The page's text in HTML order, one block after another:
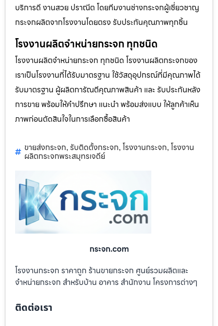
บริการดี งานสวย ปราณีต โดยทีมงานช่างกระจกผู้เชี่ยวชาญ
กระจกผลิตจากโรงงานโดยตรง รับประกันคุณภาพทุกชิ้น
โรงงานผลิตจำหน่ายกระจก ทุกชนิด
โรงงานผลิตจำหน่ายกระจก ทุกชนิด โรงงานผลิตกระจกของ
เราเป็นโรงงานที่ได้รับมาตรฐาน ใช้วัสดุอุปกรณ์ที่มีคุณภาพได้
รับมาตรฐาน ผู้ผลิตการัณตีคุณภาพสินค้า และ รับประกันหลัง
การขาย พร้อมให้คำปรึกษา แนะนำ พร้อมส่งแบบ ให้ลูกค้าเห็น
ภาพก่อนตัดสินใจในการเลือกซื้อสินค้า
ขายส่งกระจก, รับติดตั้งกระจก, โรงงานกระจก, โรงงาน
ผลิตกระจกพระสมุทรเจดีย์
กระจก.com
โรงงานกระจก ราคาถูก ร้านขายกระจก ศูนย์รวมผลิตและ
จำหน่ายกระจก สำหรับบ้าน อาคาร สำนักงาน โครงการต่างๆ
ติดต่อเรา